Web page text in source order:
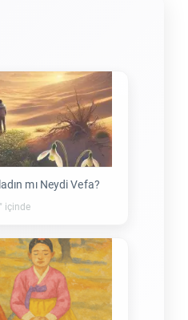
mı Neydi Vefa?
içinde